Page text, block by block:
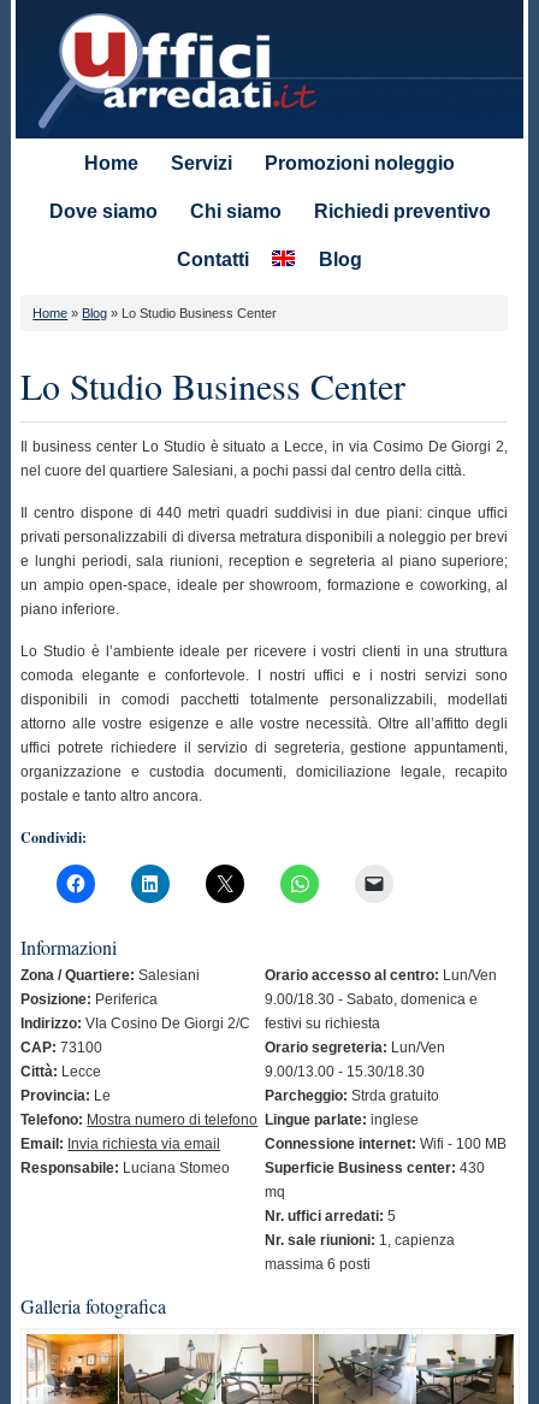
Home Servizi Promozioni noleggio
Dove siamo Chi siamo Richiedi preventivo
Contatti Blog
Home » Blog » Lo Studio Business Center
Lo Studio Business Center
Il business center Lo Studio è situato a Lecce, in via Cosimo De Giorgi 2,
nel cuore del quartiere Salesiani, a pochi passi dal centro della città.
Il centro dispone di 440 metri quadri suddivisi in due piani: cinque uffici
privati personalizzabili di diversa metratura disponibili a noleggio per brevi
e lunghi periodi, sala riunioni, reception e segreteria al piano superiore;
un ampio open-space, ideale per showroom, formazione e coworking, al
piano inferiore.
Lo Studio è l’ambiente ideale per ricevere i vostri clienti in una struttura
comoda elegante e confortevole. I nostri uffici e i nostri servizi sono
disponibili in comodi pacchetti totalmente personalizzabili, modellati
attorno alle vostre esigenze e alle vostre necessità. Oltre all’affitto degli
uffici potrete richiedere il servizio di segreteria, gestione appuntamenti,
organizzazione e custodia documenti, domiciliazione legale, recapito
postale e tanto altro ancora.
Condividi:
Informazioni
Zona / Quartiere: Salesiani
Posizione: Periferica
Indirizzo: VIa Cosino De Giorgi 2/C
CAP: 73100
Città: Lecce
Provincia: Le
Telefono: Mostra numero di telefono
Email: Invia richiesta via email
Responsabile: Luciana Stomeo
Orario accesso al centro: Lun/Ven
9.00/18.30 - Sabato, domenica e
festivi su richiesta
Orario segreteria: Lun/Ven
9.00/13.00 - 15.30/18.30
Parcheggio: Strda gratuito
Lingue parlate: inglese
Connessione internet: Wifi - 100 MB
Superficie Business center: 430
mq
Nr. uffici arredati: 5
Nr. sale riunioni: 1, capienza
massima 6 posti
Galleria fotografica